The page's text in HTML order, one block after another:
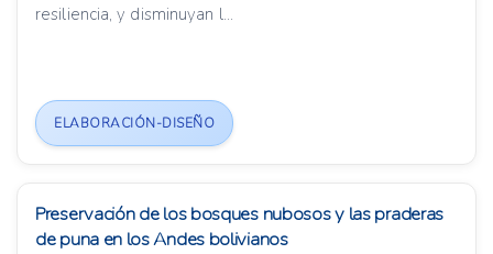
resiliencia, y disminuyan l...
ELABORACIÓN-DISEÑO
Preservación de los bosques nubosos y las praderas
de puna en los Andes bolivianos